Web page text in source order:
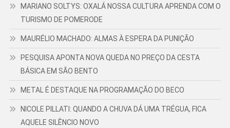
MARIANO SOLTYS: OXALÁ NOSSA CULTURA APRENDA COM O
TURISMO DE POMERODE
MAURÉLIO MACHADO: ALMAS À ESPERA DA PUNIÇÃO
PESQUISA APONTA NOVA QUEDA NO PREÇO DA CESTA
BÁSICA EM SÃO BENTO
METAL É DESTAQUE NA PROGRAMAÇÃO DO BECO
NICOLE PILLATI: QUANDO A CHUVA DÁ UMA TRÉGUA, FICA
AQUELE SILÊNCIO NOVO